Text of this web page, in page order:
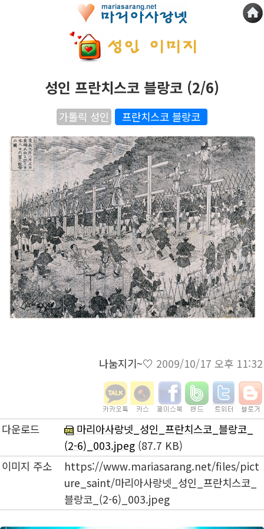
성인 프란치스코 블랑코 (2/6)
가톨릭 성인 프란치스코 블랑코
나눔지기~♡ 2009/10/17 오후 11:32
다운로드
마리아사랑넷_성인_프란치스코_블랑코_
(2-6)_003.jpeg (87.7 KB)
이미지 주소
https://www.mariasarang.net/files/pict
ure_saint/마리아사랑넷_성인_프란치스코_
블랑코_(2-6)_003.jpeg